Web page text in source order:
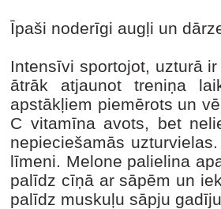
Īpaši noderīgi augļi un
Intensīvi sportojot, uzturā
ātrāk atjaunot treniņa
apstākļiem piemērots un
C vitamīna avots, bet
nepieciešamās
līmeni. Melone palielina
palīdz cīņā ar sāpēm un
palīdz muskuļu sāpju